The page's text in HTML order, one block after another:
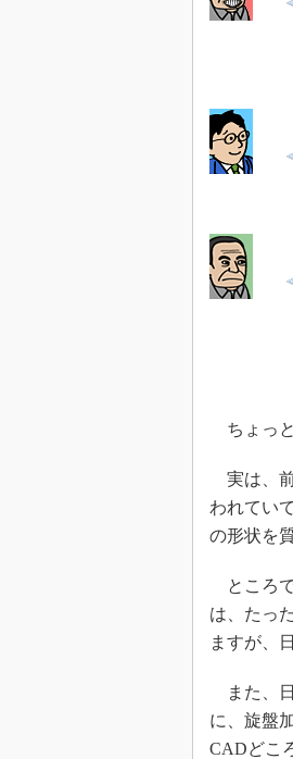
ちょっ
実は、
われてい
の形状を
ところ
は、たっ
ますが、
また、
に、旋盤
CADどこ